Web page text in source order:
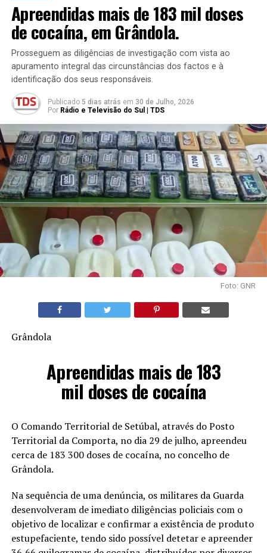
Apreendidas mais de 183 mil doses
de cocaína, em Grândola.
Prosseguem as diligências de investigação com vista ao
apuramento integral das circunstâncias dos factos e à
identificação dos seus responsáveis.
Publicado 5 dias atrás em 30 de Julho, 2026
Por Rádio e Televisão do Sul | TDS
Foto: GNR
Grândola
Apreendidas mais de 183
mil doses de cocaína
O Comando Territorial de Setúbal, através do Posto
Territorial da Comporta, no dia 29 de julho, apreendeu
cerca de 183 300 doses de cocaína, no concelho de
Grândola.
Na sequência de uma denúncia, os militares da Guarda
desenvolveram de imediato diligências policiais com o
objetivo de localizar e confirmar a existência de produto
estupefaciente, tendo sido possível detetar e apreender